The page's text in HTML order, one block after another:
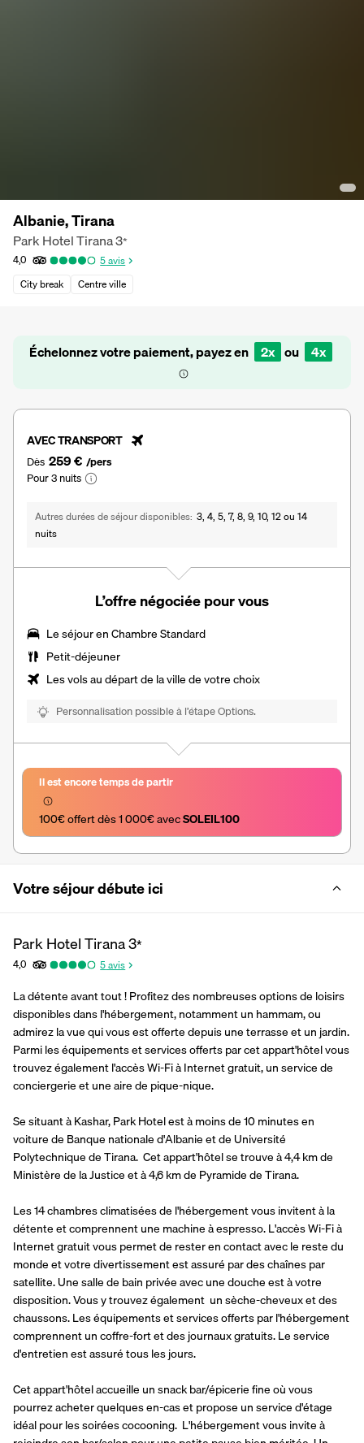
Albanie, Tirana
Park Hotel Tirana3*
4,0 5avis
City break
Centre ville
Échelonnez votre paiement, payez en 2x ou 4x
AVEC TRANSPORT
Dès 259 € /pers
Pour 3 nuits
Autres durées de séjour disponibles 3, 4, 5, 7, 8, 9, 10, 12 ou 14
nuits
L’offre négociée pour vous
Le séjour en Chambre Standard
Petit-déjeuner
Les vols au départ de la ville de votre choix
Personnalisation possible à l’étape Options.
Il est encore temps de partir
100€ offert dès 1 000€ avec SOLEIL100
Votre séjour débute ici
Park Hotel Tirana3*
4,0 5avis
La détente avant tout ! Profitez des nombreuses options de loisirs
disponibles dans l'hébergement, notamment un hammam, ou
admirez la vue qui vous est offerte depuis une terrasse et un jardin.
Parmi les équipements et services offerts par cet appart'hôtel vous
trouvez également l'accès Wi-Fi à Internet gratuit, un service de
conciergerie et une aire de pique-nique.
Se situant à Kashar, Park Hotel est à moins de 10 minutes en
voiture de Banque nationale d'Albanie et de Université
Polytechnique de Tirana.  Cet appart'hôtel se trouve à 4,4 km de
Ministère de la Justice et à 4,6 km de Pyramide de Tirana.
Les 14 chambres climatisées de l'hébergement vous invitent à la
détente et comprennent une machine à espresso. L'accès Wi-Fi à
Internet gratuit vous permet de rester en contact avec le reste du
monde et votre divertissement est assuré par des chaînes par
satellite. Une salle de bain privée avec une douche est à votre
disposition. Vous y trouvez également  un sèche-cheveux et des
chaussons. Les équipements et services offerts par l'hébergement
comprennent un coffre-fort et des journaux gratuits. Le service
d'entretien est assuré tous les jours.
Cet appart'hôtel accueille un snack bar/épicerie fine où vous
pourrez acheter quelques en-cas et propose un service d'étage
idéal pour les soirées cocooning.  L'hébergement vous invite à